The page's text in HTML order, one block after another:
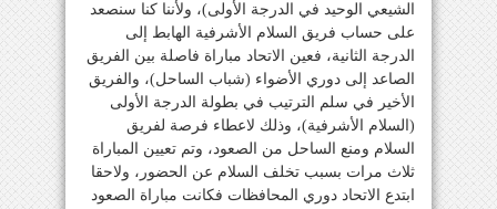
الشيعي الوحيد في الدرجة الأولى)، ولأننا كنا سنصعد
على حساب فريق السلام الأشرفية الهابط إلى
الدرجة الثانية، فعين الاتحاد مباراة فاصلة بين الفريق
الصاعد إلى دوري الأضواء (شباب الساحل)، والفريق
الأخير في سلم الترتيب في بطولة الدرجة الأولى
(السلام الأشرفية)، وذلك لاعطاء فرصة لفريق
السلام ومنع الساحل من الصعود، وتم تعيين المباراة
ثلاث مرات بسبب تخلف السلام عن الحضور، ولاحقا
ابتدع الاتحاد دوري المحافظات فكانت مباراة الصعود